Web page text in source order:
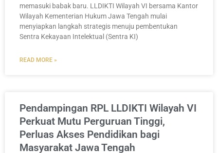
memasuki babak baru. LLDIKTI Wilayah VI bersama Kantor
Wilayah Kementerian Hukum Jawa Tengah mulai
menyiapkan langkah strategis menuju pembentukan
Sentra Kekayaan Intelektual (Sentra KI)
READ MORE »
Pendampingan RPL LLDIKTI Wilayah VI
Perkuat Mutu Perguruan Tinggi,
Perluas Akses Pendidikan bagi
Masyarakat Jawa Tengah